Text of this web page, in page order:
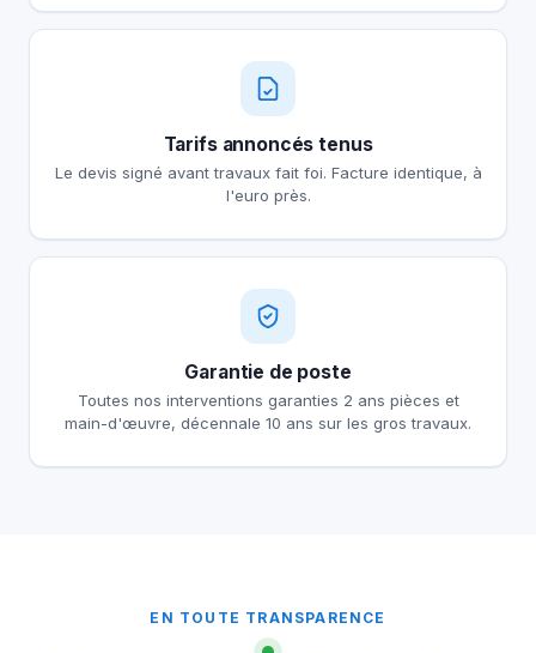
Tarifs annoncés tenus
Le devis signé avant travaux fait foi. Facture identique, à
l'euro près.
Garantie de poste
Toutes nos interventions garanties 2 ans pièces et
main-d'œuvre, décennale 10 ans sur les gros travaux.
EN TOUTE TRANSPARENCE